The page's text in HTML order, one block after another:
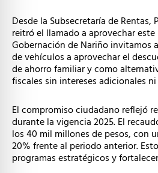
Desde la Subsecretaría de Rentas,
reitró el llamado a aprovechar este
Gobernación de Nariño invitamos
de vehículos a aprovechar el
de ahorro familiar y como
fiscales sin intereses adicionales
El compromiso ciudadano reflejó
durante la vigencia 2025. El
los 40 mil millones de pesos, con
20% frente al periodo anterior.
programas estratégicos y